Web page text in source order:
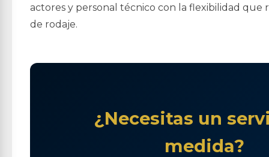
actores y personal técnico con la flexibilidad que
de rodaje.
¿Necesitas un
medida?